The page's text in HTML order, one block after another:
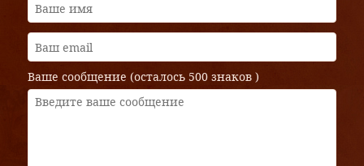
Ваше сообщение (осталось 500 знаков )